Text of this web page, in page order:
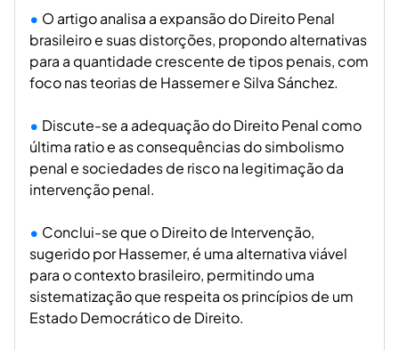
O artigo analisa a expansão do Direito Penal
brasileiro e suas distorções, propondo alternativas
para a quantidade crescente de tipos penais, com
foco nas teorias de Hassemer e Silva Sánchez.
Discute-se a adequação do Direito Penal como
última ratio e as consequências do simbolismo
penal e sociedades de risco na legitimação da
intervenção penal.
Conclui-se que o Direito de Intervenção,
sugerido por Hassemer, é uma alternativa viável
para o contexto brasileiro, permitindo uma
sistematização que respeita os princípios de um
Estado Democrático de Direito.